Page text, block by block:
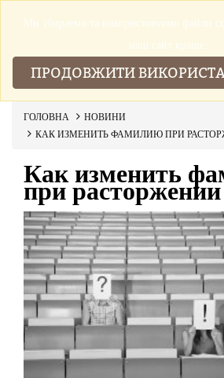
ГОЛОВНА
НОВИНИ
КАК ИЗМЕНИТЬ ФАМИЛИЮ ПРИ
Как изменить
при
Ми збираемо та використовуемо файли
наш сайт краще.
ПРОДОВЖИТИ